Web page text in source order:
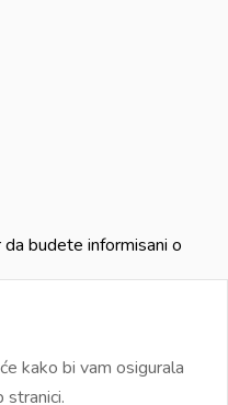
budete informisani o
kako bi vam osigurala